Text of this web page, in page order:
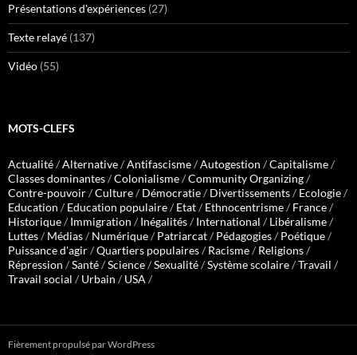
Présentations d'expériences (27)
Texte relayé (137)
Vidéo (55)
MOTS-CLEFS
Actualité/Alternative/Antifascisme/Autogestion /Capitalisme/
Classes dominantes/Colonialisme/Community Organizing/
Contre-pouvoir/Culture/ Démocratie/ Divertissements/ Ecologie/
Education / Education populaire/ Etat/ Ethnocentrisme/ France/
Historique/ Immigration / Inégalités/ International / Libéralisme/
Luttes/ Médias/ Numérique/ Patriarcat/ Pédagogies/ Poétique/
Puissance d'agir/Quartiers populaires/ Racisme/ Religions/
Répression /Santé/Science/Sexualité/Système scolaire/Travail /
Travail social / Urbain / USA /
Fièrement propulsé par WordPress